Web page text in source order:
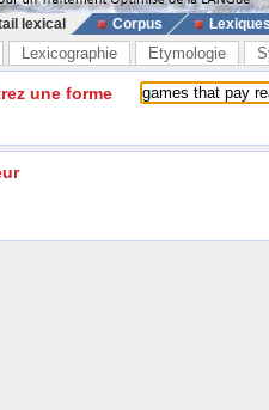
lexical Corpus
Lexicographie Etymologie
une forme